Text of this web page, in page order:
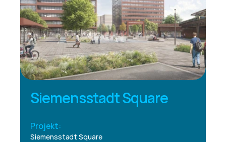
Siemensstadt Square
Projekt:
Siemensstadt Square